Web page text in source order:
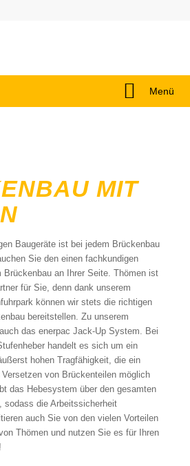
Menü
MIT
Baugeräte ist bei jedem Brückenbau
Sie den einen fachkundigen
Brückenbau an Ihrer Seite. Thömen ist
für Sie, denn dank unserem
können wir stets die richtigen
bereitstellen. Zu unserem
das enerpac Jack-Up System. Bei
handelt es sich um ein
hohen Tragfähigkeit, die ein
von Brückenteilen möglich
das Hebesystem über den gesamten
sodass die Arbeitssicherheit
auch Sie von den vielen Vorteilen
Thömen und nutzen Sie es für Ihren